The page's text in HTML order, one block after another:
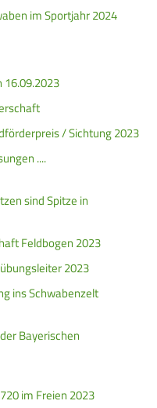
im Sportjahr 2024
/ Sichtung 2023
....
sind Spitze in
Feldbogen 2023
2023
ins Schwabenzelt
Bayerischen
im Freien 2023